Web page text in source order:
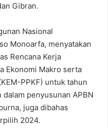
Gibran.
Nasional
Monoarfa, menyatakan
Rencana Kerja
Ekonomi Makro serta
PPKF) untuk tahun
penyusunan APBN
juga dibahas
2024.